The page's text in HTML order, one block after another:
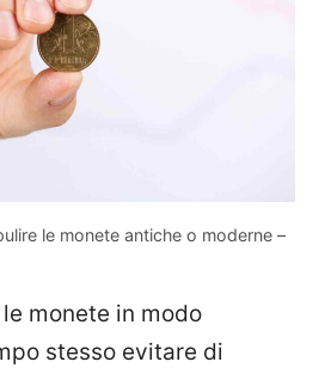
le monete antiche o moderne –
monete in modo
stesso evitare di